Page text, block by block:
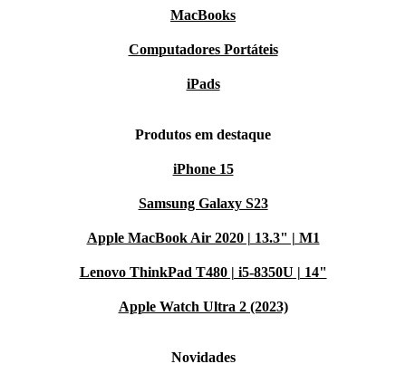
MacBooks
Computadores Portáteis
iPads
Produtos em destaque
iPhone 15
Samsung Galaxy S23
Apple MacBook Air 2020 | 13.3" | M1
Lenovo ThinkPad T480 | i5-8350U | 14"
Apple Watch Ultra 2 (2023)
Novidades